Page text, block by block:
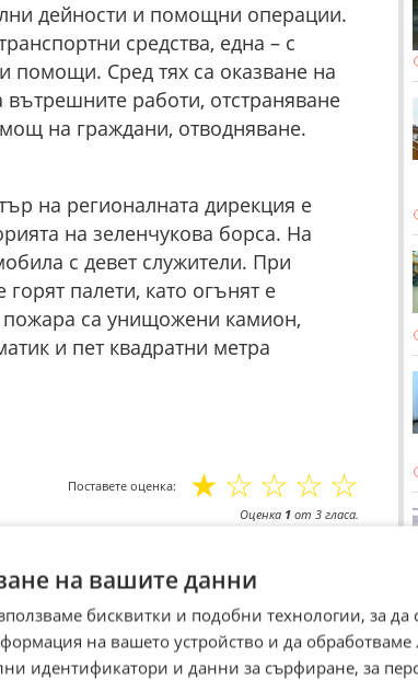
дейности и помощни операции.
средства, една – с
помощи. Сред тях са оказване на
вътрешните работи, отстраняване
на граждани, отводняване.
на регионалната дирекция е
на зеленчукова борса. На
с девет служители. При
палети, като огънят е
са унищожени камион,
и пет квадратни метра
Поставете оценка: ☆
☆
☆
☆
☆
Оценка 1от 3гласа.
на вашите данни
бисквитки и подобни технологии, за да
на вашето устройство и да
идентификатори и данни за сърфиране, за